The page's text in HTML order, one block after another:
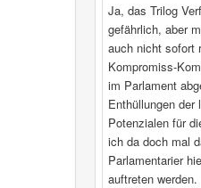
Ja, das Trilog
gefährlich, aber
auch nicht sofort
Kompromiss-
im Parlament
Enthüllungen der
Potenzialen für
ich da doch mal
Parlamentarier
auftreten werden.